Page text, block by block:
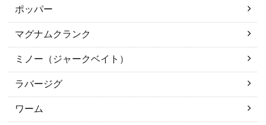
ポッパー
マグナムクランク
ミノー（ジャークベイト）
ラバージグ
ワーム